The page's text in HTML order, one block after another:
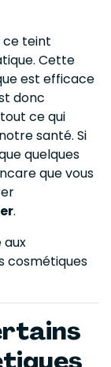
ce teint
Cette
est efficace
donc
ce qui
santé. Si
quelques
que vous
.
aux
cosmétiques